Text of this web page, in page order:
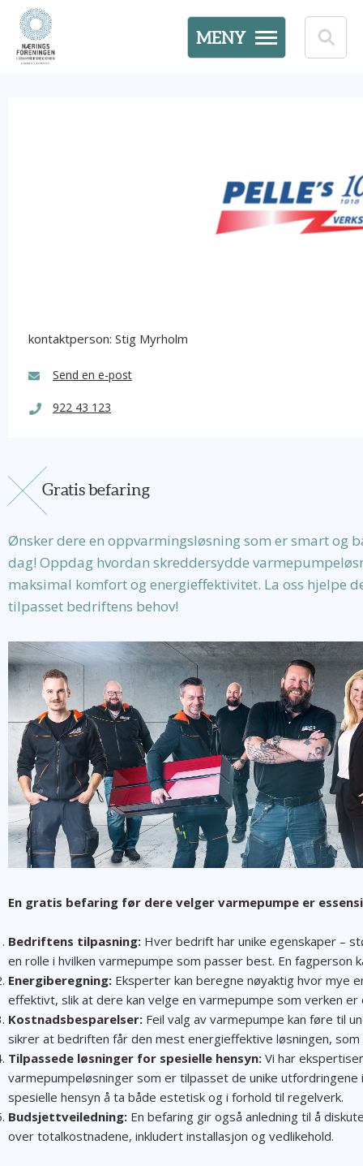
MENY
kontaktperson: Stig Myrholm
Send en e-post
922 43 123
Gratis befaring
Ønsker dere en oppvarmingsløsning som er smart og
dag! Oppdag hvordan skreddersydde
maksimal komfort og energieffektivitet. La oss hjelpe
tilpasset bedriftens behov!
En gratis befaring før dere velger varmepumpe er
Bedriftens tilpasning: Hver bedrift har unike egenskaper –
en rolle i hvilken varmepumpe som passer best. En fagperson
Energiberegning: Eksperter kan beregne nøyaktig hvor mye
effektivt, slik at dere kan velge en varmepumpe som verken
Kostnadsbesparelser: Feil valg av varmepumpe kan føre til
sikrer at bedriften får den mest energieffektive løsningen,
Tilpassede løsninger for spesielle hensyn: Vi har
varmepumpeløsninger som er tilpasset de unike
spesielle hensyn å ta både estetisk og i forhold til regelverk.
Budsjettveiledning: En befaring gir også anledning til å
over totalkostnadene, inkludert installasjon og vedlikehold.